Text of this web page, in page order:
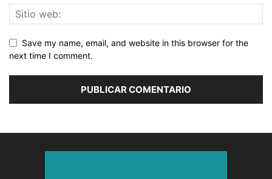
Save my name, email, and website in this browser for the
next time I comment.